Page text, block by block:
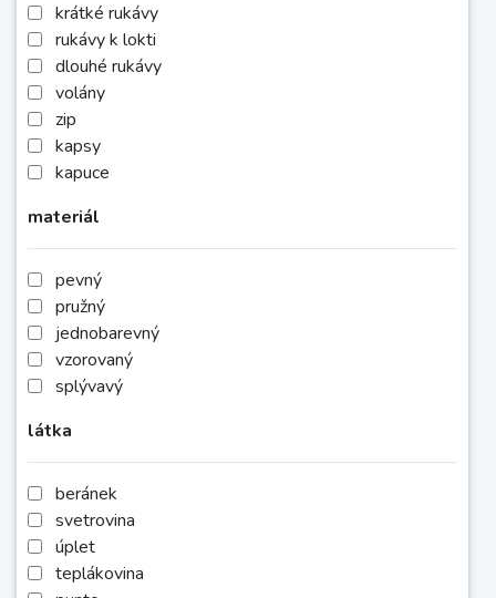
krátké rukávy
rukávy k lokti
dlouhé rukávy
volány
zip
kapsy
kapuce
materiál
pevný
pružný
jednobarevný
vzorovaný
splývavý
látka
beránek
svetrovina
úplet
teplákovina